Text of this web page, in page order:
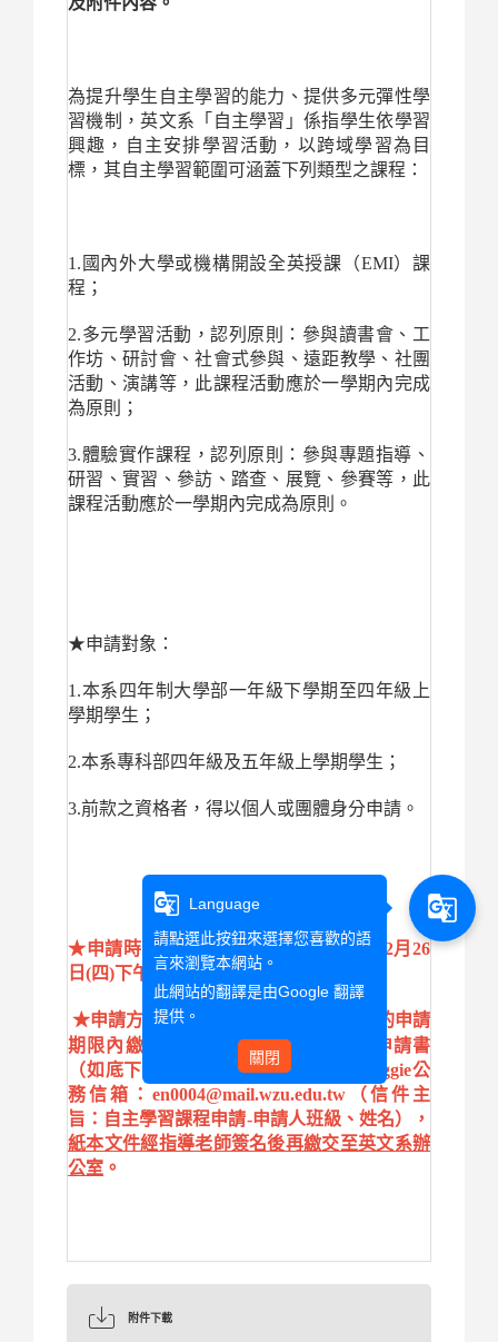
為提升學生自主學習的能力、提供多元彈性學
習機制，英文系「自主學習」係指學生依學習
興趣，自主安排學習活動，以跨域學習為目
標，其自主學習範圍可涵蓋下列類型之課程：
1. 國內外大學或機構開設全英授課（EMI）課
程；
2.多元學習活動，認列原則：參與讀書會、工
作坊、研討會、社會式參與、遠距教學、社團
活動、演講等，此課程活動應於一學期內完成
為原則；
3.體驗實作課程，認列原則：參與專題指導、
研習、實習、參訪、踏查、展覽、參賽等，此
課程活動應於一學期內完成為原則。
★申請對象：
1.本系四年制大學部一年級下學期至四年級上
學期學生；
2.本系專科部四年級及五年級上學期學生；
3.前款之資格者，得以個人或團體身分申請。
★申請時間：115年2月23日(一)至115年2月26
日(四)下午17:00前，逾時不候。
★申請方式：請英文系同學於系上規定的申請
期限內繳交【紙本】以及【電子檔】申請書
（如底下附件），電子檔請Email至Maggie公
務信箱：en0004@mail.wzu.edu.tw（信件主
旨：自主學習課程申請-申請人班級、姓名），
紙本文件經指導老師簽名後再繳交至英文系辦
公室 。
附件下載
g_translate
Language
請點選此按鈕來選擇您喜歡的語
言來瀏覽本網站。
此網站的翻譯是由Google 翻譯
提供。
關閉
g_translate